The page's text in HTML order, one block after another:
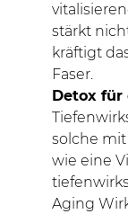
stärkt
kräftigt
Faser.
Detox für
solche
wie eine
Aging